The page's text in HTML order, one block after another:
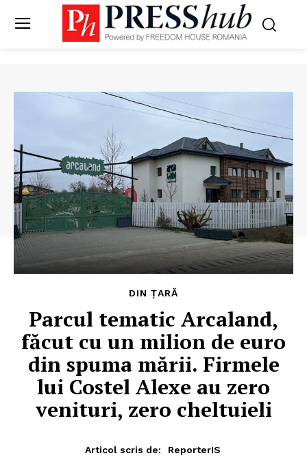
DIN ȚARĂ
Parcul tematic Arcaland,
făcut cu un milion de euro
din spuma mării. Firmele
lui Costel Alexe au zero
venituri, zero cheltuieli
Articol scris de:
ReporterIS